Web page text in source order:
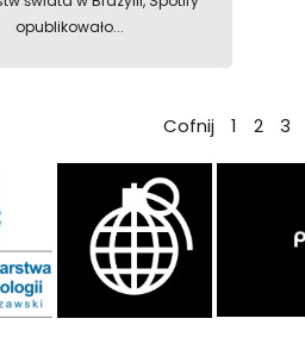
opublikowało...
Cofnij 1 2 3